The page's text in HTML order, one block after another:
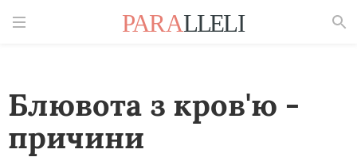
Блювота з кров'ю -
причини